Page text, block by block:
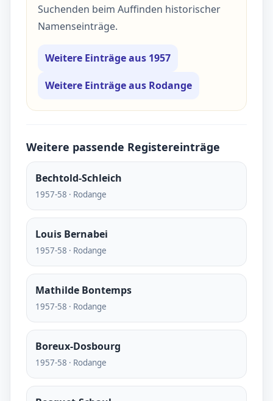
Suchenden beim Auffinden historischer
Namenseinträge.
Weitere Einträge aus 1957
Weitere Einträge aus Rodange
Weitere passende Registereinträge
Bechtold-Schleich
1957-58 · Rodange
Louis Bernabei
1957-58 · Rodange
Mathilde Bontemps
1957-58 · Rodange
Boreux-Dosbourg
1957-58 · Rodange